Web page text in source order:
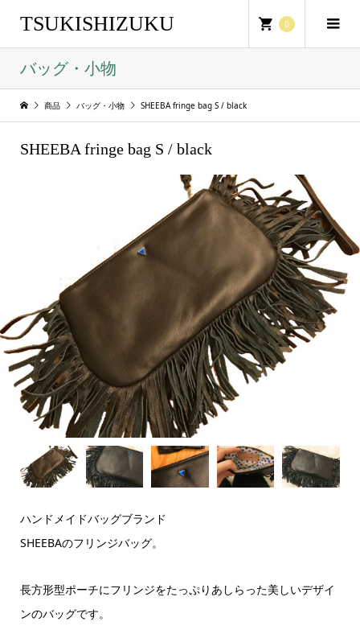
TSUKISHIZUKU 0
バッグ・小物
商品 バッグ・小物 SHEEBA fringe bag S / black
SHEEBA fringe bag S / black
ハンドメイドバッグブランド
SHEEBAのフリンジバッグ。
長方形型ポーチにフリンジをたっぷりあしらった美しいデザイ
ンのバッグです。